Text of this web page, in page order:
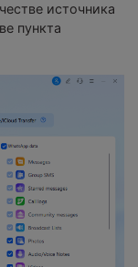
источника
пункта